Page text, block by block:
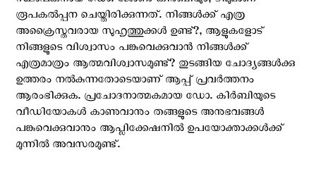
രൂപകല്‍പ്പന ചെയ്തിരിക്കുന്നത്. നിങ്ങള്‍ക്ക് എത്ര
അക്രൈസ്തവരായ സുഹൃത്തുക്കള്‍ ഉണ്ട്?, ആളുകളോട്
നിങ്ങളുടെ വിശ്വാസം പങ്കുവെക്കുവാന്‍ നിങ്ങള്‍ക്ക്
എത്രമാത്രം ആത്മവിശ്വാസമുണ്ട്? തുടങ്ങിയ ചോദ്യങ്ങള്‍ക്കു
ഉത്തരം നല്‍കുന്നതോടെയാണ് ആപ്പ് പ്രവര്‍ത്തനം
ആരംഭിക്കുക. പ്രചോദനാത്മകമായ ഡോ. കിര്‍ബിയുടെ
വീഡിയോകള്‍ കാണുവാനും തങ്ങളുടെ അനുഭവങ്ങള്‍
പങ്കുവെക്കുവാനും ആപ്ലിക്കേഷനില്‍ ഉപയോക്താക്കള്‍ക്ക്
മുന്നില്‍ അവസരമുണ്ട്.